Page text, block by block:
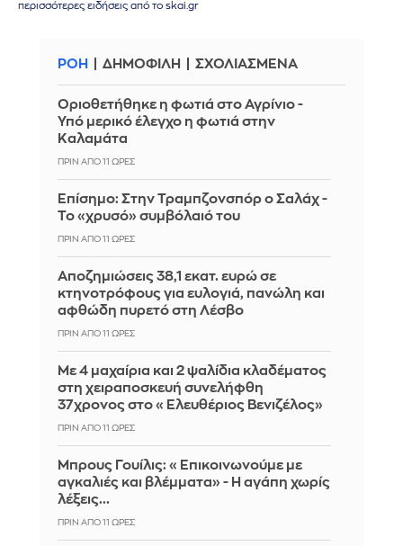
περισσότερες ειδήσεις από το skai.gr
ΡΟΗ ΔΗΜΟΦΙΛΗ ΣΧΟΛΙΑΣΜΕΝΑ
Οριοθετήθηκε η φωτιά στο Αγρίνιο -
Υπό μερικό έλεγχο η φωτιά στην
Καλαμάτα
ΠΡΙΝ ΑΠΌ 11 ΏΡΕΣ
Επίσημο: Στην Τραμπζονσπόρ ο Σαλάχ -
Το «χρυσό» συμβόλαιό του
ΠΡΙΝ ΑΠΌ 11 ΏΡΕΣ
Αποζημιώσεις 38,1 εκατ. ευρώ σε
κτηνοτρόφους για ευλογιά, πανώλη και
αφθώδη πυρετό στη Λέσβο
ΠΡΙΝ ΑΠΌ 11 ΏΡΕΣ
Με 4 μαχαίρια και 2 ψαλίδια κλαδέματος
στη χειραποσκευή συνελήφθη
37χρονος στο «Ελευθέριος Βενιζέλος»
ΠΡΙΝ ΑΠΌ 11 ΏΡΕΣ
Μπρους Γουίλις: «Επικοινωνούμε με
αγκαλιές και βλέμματα» - Η αγάπη χωρίς
λέξεις...
ΠΡΙΝ ΑΠΌ 11 ΏΡΕΣ